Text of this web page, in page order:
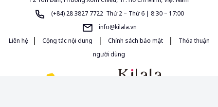
(+84) 28 3827 7722 Thứ 2 – Thứ 6 | 8:30 – 17:00
info@kilala.vn
Liên hệ
| Cộng tác nội dung | Chính sách bảo mật |
Thỏa thuận
người dùng